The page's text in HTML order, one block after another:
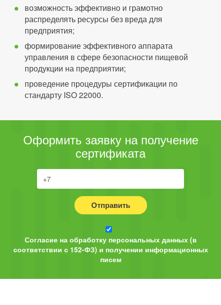
возможность эффективно и грамотно
распределять ресурсы без вреда для
предприятия;
формирование эффективного аппарата
управления в сфере безопасности пищевой
продукции на предприятии;
проведение процедуры сертификации по
стандарту ISO 22000.
Оформить заявку на получение
сертификата
Отправить
Согласие на обработку персональных данных (в
соответствии с 152-ФЗ) и получении информационных
писем